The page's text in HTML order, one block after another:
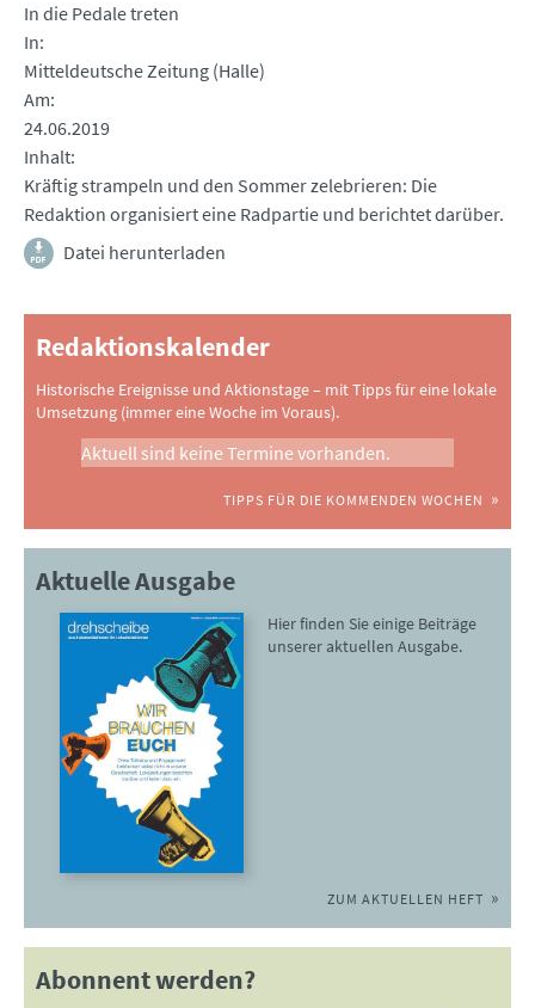
In die Pedale treten
In
Mitteldeutsche Zeitung (Halle)
Am
24.06.2019
Inhalt
Kräftig strampeln und den Sommer zelebrieren: Die
Redaktion organisiert eine Radpartie und berichtet darüber.
Datei herunterladen
Redaktionskalender
Historische Ereignisse und Aktionstage – mit Tipps für eine lokale
Umsetzung (immer eine Woche im Voraus).
Aktuell sind keine Termine vorhanden.
TIPPS FÜR DIE KOMMENDEN WOCHEN
Aktuelle Ausgabe
Hier finden Sie einige Beiträge
unserer aktuellen Ausgabe.
ZUM AKTUELLEN HEFT
Abonnent werden?